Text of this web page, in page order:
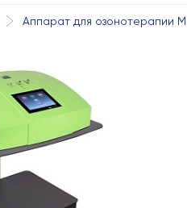
Аппарат для озонотерапии